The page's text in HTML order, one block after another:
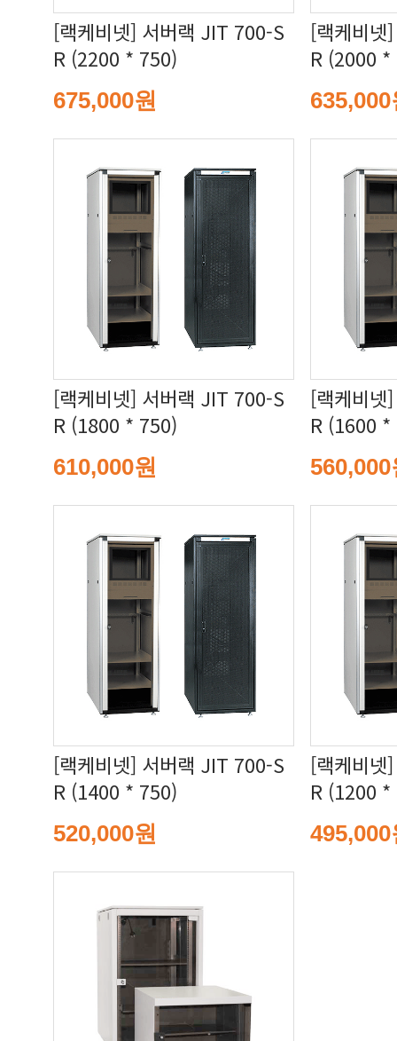
R (2200 * 750)
675,000원
R (2000
635,000
R (1800 * 750)
610,000원
R (1600
560,000
R (1400 * 750)
520,000원
R (1200
495,000